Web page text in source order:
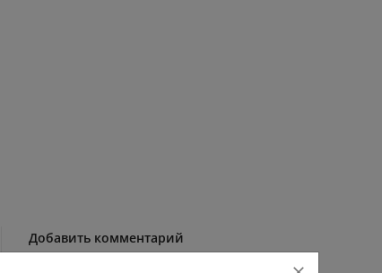
Добавить комментарий